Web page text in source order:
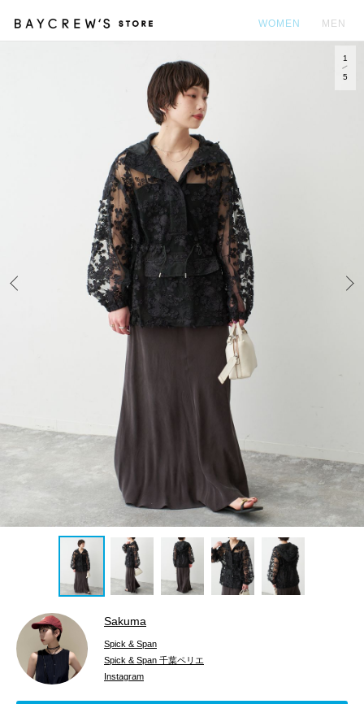
WOMEN MEN
1
5
Sakuma
Spick & Span
Spick & Span 千葉ペリエ
Instagram